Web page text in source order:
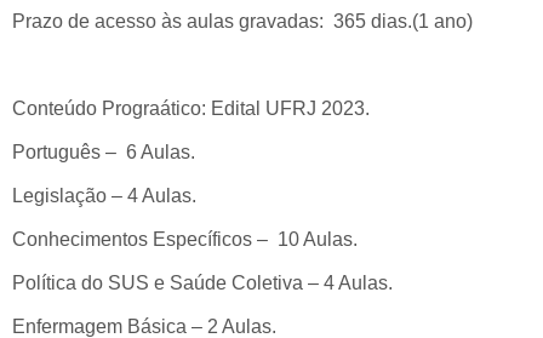
Prazo de acesso às aulas gravadas: 365 dias.(1 ano)
Conteúdo Prograático: Edital UFRJ 2023.
Português – 6 Aulas.
Legislação – 4 Aulas.
Conhecimentos Específicos – 10 Aulas.
Política do SUS e Saúde Coletiva – 4 Aulas.
Enfermagem Básica – 2 Aulas.